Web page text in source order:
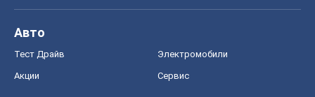
Авто
Тест Драйв Электромобили
Акции Сервис